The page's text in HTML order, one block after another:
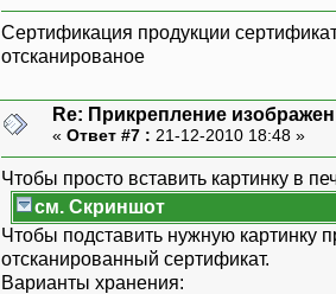
Сертификация продукции
отсканированое
Re: Прикрепление
« Ответ #7 : 21-12-2010 18:48 »
Чтобы просто вставить картинку в
см. Скриншот
Чтобы подставить нужную картинку
отсканированный сертификат.
Варианты хранения: